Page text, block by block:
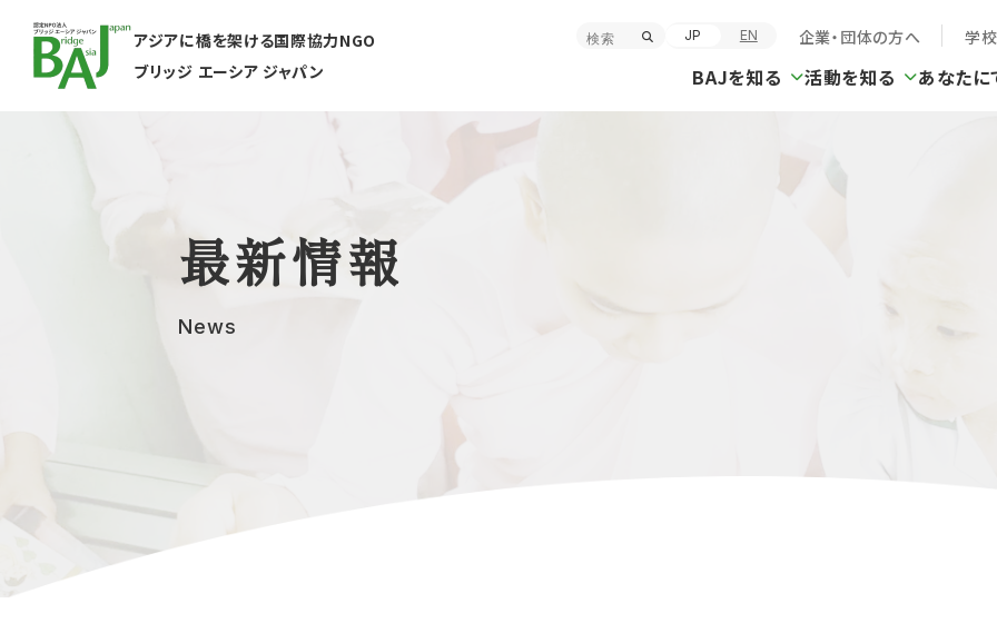
アジアに橋を架ける国際協力NGO
ブリッジ エーシア ジャパン
JP EN 企業・団体の方へ 学
BAJを知る 活動を知る あなたに
最新情報
News